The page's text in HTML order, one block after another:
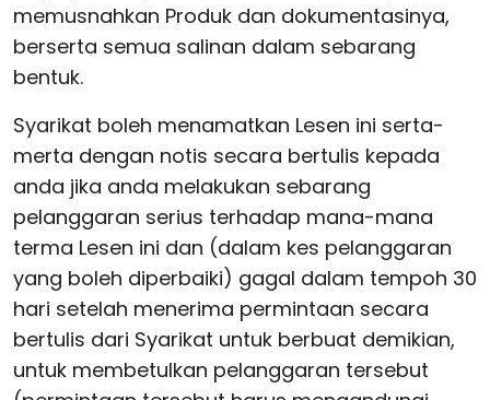
memusnahkan Produk dan dokumentasinya,
berserta semua salinan dalam sebarang
bentuk.
Syarikat boleh menamatkan Lesen ini serta-
merta dengan notis secara bertulis kepada
anda jika anda melakukan sebarang
pelanggaran serius terhadap mana-mana
terma Lesen ini dan (dalam kes pelanggaran
yang boleh diperbaiki) gagal dalam tempoh 30
hari setelah menerima permintaan secara
bertulis dari Syarikat untuk berbuat demikian,
untuk membetulkan pelanggaran tersebut